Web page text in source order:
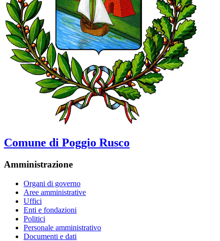
Comune di Poggio Rusco
Amministrazione
Organi di governo
Aree amministrative
Uffici
Enti e fondazioni
Politici
Personale amministrativo
Documenti e dati